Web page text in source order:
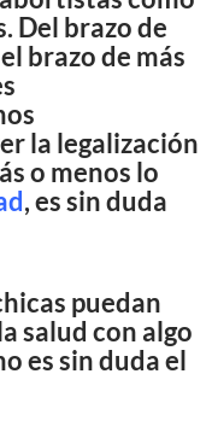
Del brazo de
brazo de más
la legalización
o menos lo
, es sin duda
puedan
salud con algo
es sin duda el